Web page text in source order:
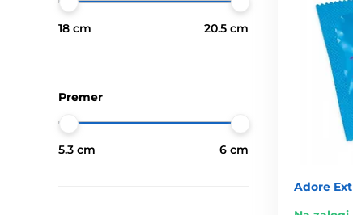
18 cm 20.5 cm
Premer
5.3 cm 6 cm
Adore